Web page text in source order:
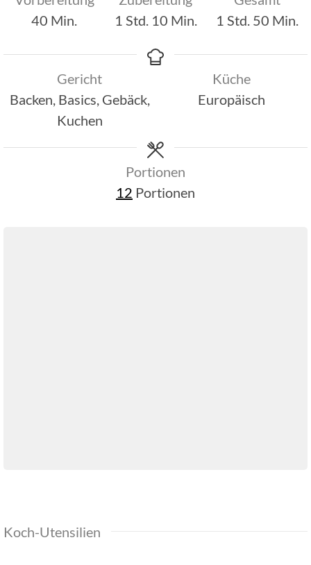
40 Minuten
Min.
1 Stunde
Std. 10Minuten
Min.
1 Stunde
Std. 50 Min.
Gericht
Backen, Basics, Gebäck,
Kuchen
Küche
Europäisch
Portionen
12 Portionen
Koch-Utensilien